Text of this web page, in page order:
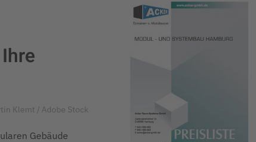
Klemt / Adobe Stock
Gebäude